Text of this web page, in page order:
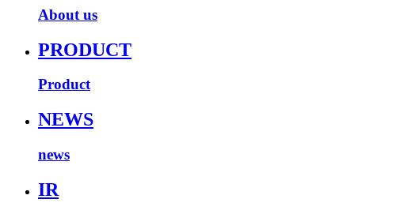
About us
PRODUCT
Product
NEWS
news
IR